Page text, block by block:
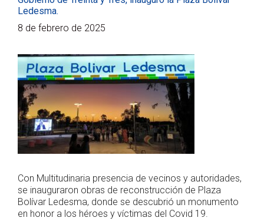
Ledesma.
8 de febrero de 2025
Con Multitudinaria presencia de vecinos y autoridades,
se inauguraron obras de reconstrucción de Plaza
Bolívar Ledesma, donde se descubrió un monumento
en honor a los héroes y víctimas del Covid 19.